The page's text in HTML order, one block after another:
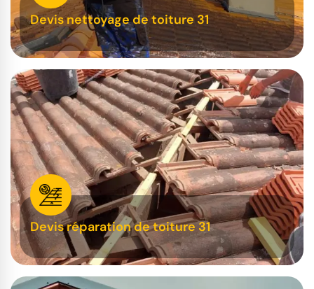
Devis nettoyage de toiture 31
Devis réparation de toiture 31